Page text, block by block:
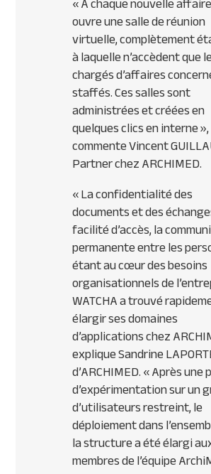
ouvre une salle de réunion
virtuelle, complètement
à laquelle n’accèdent que
chargés d’affaires
staffés. Ces salles sont
administrées et créées en
quelques clics en interne»,
commente Vincent
Partner chez ARCHIMED.
«La confidentialité des
documents et des
facilité d’accès, la
permanente entre les
étant au cœur des besoins
organisationnels de
WATCHA a trouvé
élargir ses domaines
d’applications chez
explique Sandrine
d’ARCHIMED. «Après une
d’expérimentation sur un
d’utilisateurs restreint, le
déploiement dans
la structure a été élargi
membres de l’équipe